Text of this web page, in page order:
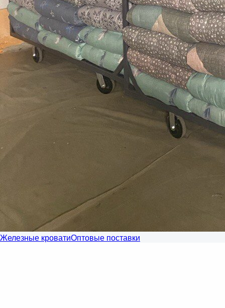
Железные кроватиОптовые поставки